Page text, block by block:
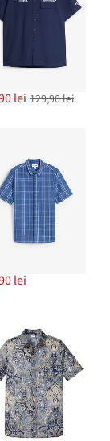
lei 129,90 lei
lei